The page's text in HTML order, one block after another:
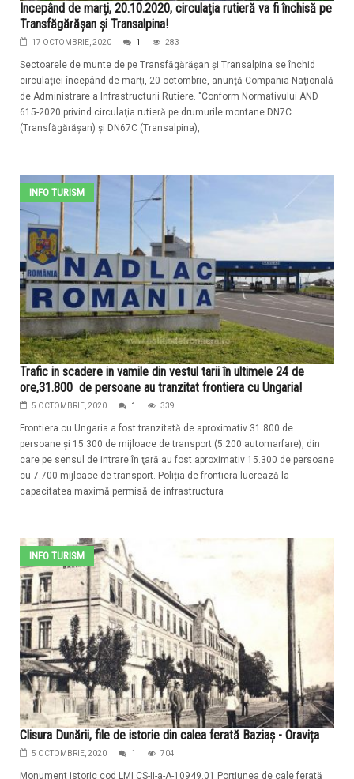
Incepând de marţi, 20.10.2020, circulaţia rutieră va fi închisă pe
Transfăgărăşan şi Transalpina!
17 OCTOMBRIE, 2020 1 283
Sectoarele de munte de pe Transfăgărăşan şi Transalpina se închid
circulaţiei începând de marţi, 20 octombrie, anunţă Compania Naţională
de Administrare a Infrastructurii Rutiere. "Conform Normativului AND
615-2020 privind circulaţia rutieră pe drumurile montane DN7C
(Transfăgărăşan) şi DN67C (Transalpina),
INFO TURISM
Trafic in scadere in vamile din vestul tarii în ultimele 24 de
ore,31.800 de persoane au tranzitat frontiera cu Ungaria!
5 OCTOMBRIE, 2020 1 339
Frontiera cu Ungaria a fost tranzitată de aproximativ 31.800 de
persoane şi 15.300 de mijloace de transport (5.200 automarfare), din
care pe sensul de intrare în ţară au fost aproximativ 15.300 de persoane
cu 7.700 mijloace de transport. Poliția de frontiera lucrează la
capacitatea maximă permisă de infrastructura
INFO TURISM
Clisura Dunării, file de istorie din calea ferată Baziaș - Oravița
5 OCTOMBRIE, 2020 1 704
Monument istoric cod LMI CS-II-a-A-10949.01 Porțiunea de cale ferată